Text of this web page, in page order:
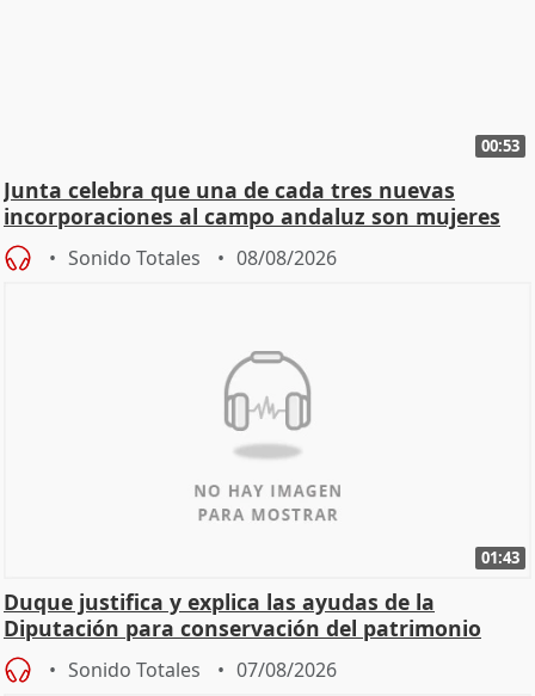
00:53
Junta celebra que una de cada tres nuevas
incorporaciones al campo andaluz son mujeres
jóvenes
Sonido Totales 08/08/2026
01:43
Duque justifica y explica las ayudas de la
Diputación para conservación del patrimonio
Sonido Totales 07/08/2026